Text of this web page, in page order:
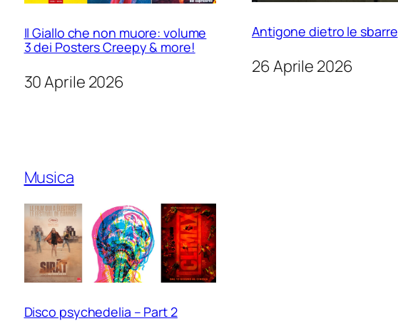
Il Giallo che non muore: volume
3 dei Posters Creepy & more!
30 Aprile 2026
Antigone dietro le sbarre
26 Aprile 2026
Musica
Disco psychedelia – Part 2